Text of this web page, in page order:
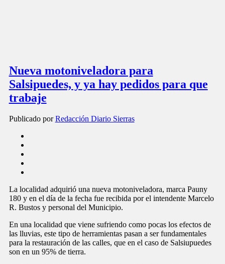
Nueva motoniveladora para
Salsipuedes, y ya hay pedidos para que
trabaje
Publicado porRedacción Diario Sierras
La localidad adquirió una nueva motoniveladora, marca Pauny
180 y en el día de la fecha fue recibida por el intendente Marcelo
R. Bustos y personal del Municipio.
En una localidad que viene sufriendo como pocas los efectos de
las lluvias, este tipo de herramientas pasan a ser fundamentales
para la restauración de las calles, que en el caso de Salsiupuedes
son en un 95% de tierra.